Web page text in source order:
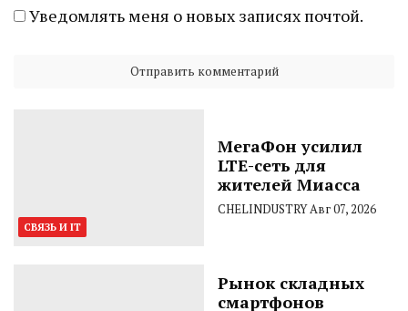
Уведомлять меня о новых записях почтой.
СВЯЗЬ И IT
МегаФон усилил
LTE-сеть для
жителей Миасса
CHELINDUSTRYАвг 07, 2026
Рынок складных
смартфонов